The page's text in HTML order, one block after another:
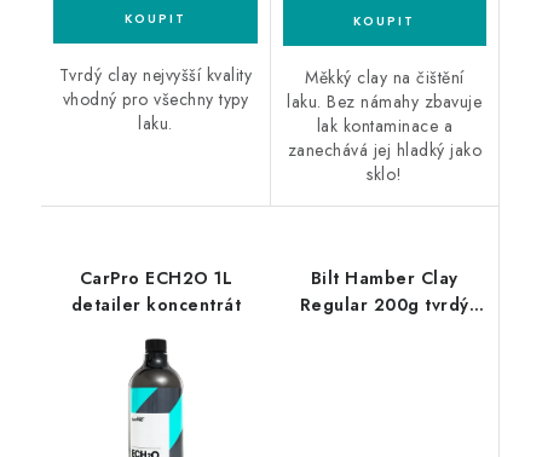
Tvrdý clay nejvyšší kvality
vhodný pro všechny typy
laku.
Měkký clay na čištění
laku. Bez námahy zbavuje
lak kontaminace a
zanechává jej hladký jako
sklo!
CarPro ECH2O 1L
detailer koncentrát
Bilt Hamber Clay
Regular 200g tvrdý